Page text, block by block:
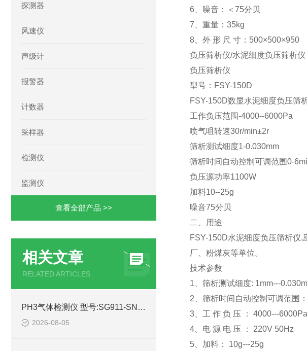
探测器
风速仪
声级计
报警器
计数器
采样器
检测仪
监测仪
查看全部产品 >>
相关文章
RELATED ARTICLES
PH3气体检测仪 型号:SG911-SNG350-PH3的产品特点及介绍
2026-08-05
6、噪音：＜75分贝
7、重量：35kg
8、外 形 尺 寸：500×500×950
负压筛析仪/水泥细度负压筛析
负压筛析仪
型号：FSY-150D
FSY-150D数显水泥细度负压筛
工作负压范围-4000--6000Pa
喷气咀转速30r/min±2r
筛析测试细度1-0.030mm
筛析时间自动控制可调范围0-
负压源功率1100W
加料10--25g
噪音75分贝
二、用途
FSY-150D水泥细度负压筛析仪
厂、粉煤灰等单位。
技术参数
1、筛析测试细度: 1mm---
2、筛析时间自动控制可调范围
3、工 作 负 压 ： 4000---6000Pa
4、电 源 电 压 ： 220V 50Hz
5、加料： 10g---25g